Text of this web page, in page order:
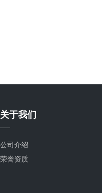
关于我们
公司介绍
荣誉资质